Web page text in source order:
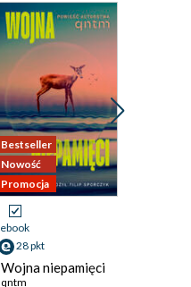
Bestseller
Nowość
Promocja
ebook
28 pkt
Wojna niepamięci
qntm